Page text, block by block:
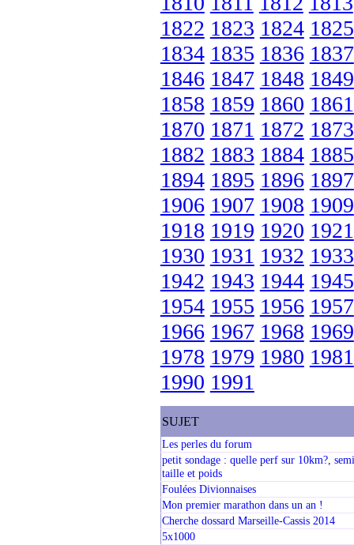
1822 1823 1824 1825
1834 1835 1836 1837
1846 1847 1848 1849
1858 1859 1860 1861
1870 1871 1872 1873
1882 1883 1884 1885
1894 1895 1896 1897
1906 1907 1908 1909
1918 1919 1920 1921
1930 1931 1932 1933
1942 1943 1944 1945
1954 1955 1956 1957
1966 1967 1968 1969
1978 1979 1980 1981
1990 1991
SUJET
Les perles du forum
petit sondage : quelle perf sur 10km?,
taille et poids
Foulées Divionnaises
Mon premier marathon dans un an !
Cherche dossard Marseille-Cassis 2014
5x1000